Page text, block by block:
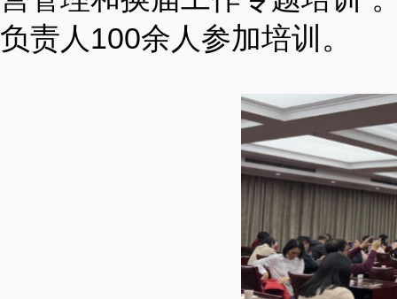
负责人100余人参加培训。